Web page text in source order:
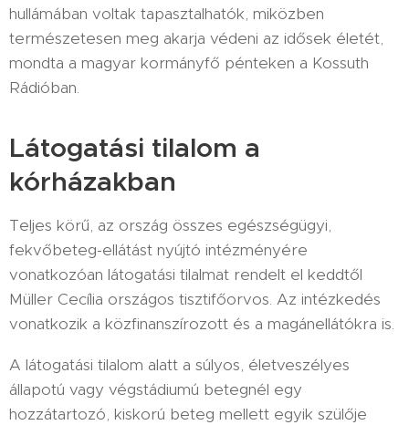
hullámában voltak tapasztalhatók, miközben
természetesen meg akarja védeni az idősek életét,
mondta a magyar kormányfő pénteken a Kossuth
Rádióban.
Látogatási tilalom a
kórházakban
Teljes körű, az ország összes egészségügyi,
fekvőbeteg-ellátást nyújtó intézményére
vonatkozóan látogatási tilalmat rendelt el keddtől
Müller Cecília országos tisztifőorvos. Az intézkedés
vonatkozik a közfinanszírozott és a magánellátókra is.
A látogatási tilalom alatt a súlyos, életveszélyes
állapotú vagy végstádiumú betegnél egy
hozzátartozó, kiskorú beteg mellett egyik szülője